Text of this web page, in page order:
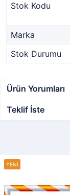
Stok Kodu
Marka
Stok Durumu
Ürün Yorumları
Teklif İste